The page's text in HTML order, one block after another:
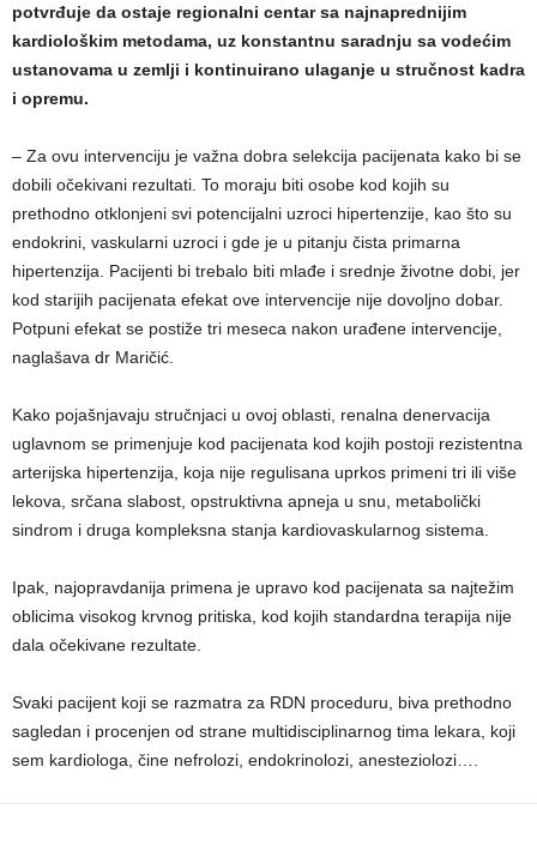
potvrđuje da ostaje regionalni centar sa najnaprednijim
kardiološkim metodama, uz konstantnu saradnju sa vodećim
ustanovama u zemlji i kontinuirano ulaganje u stručnost kadra
i opremu.
– Za ovu intervenciju je važna dobra selekcija pacijenata kako bi se
dobili očekivani rezultati. To moraju biti osobe kod kojih su
prethodno otklonjeni svi potencijalni uzroci hipertenzije, kao što su
endokrini, vaskularni uzroci i gde je u pitanju čista primarna
hipertenzija. Pacijenti bi trebalo biti mlađe i srednje životne dobi, jer
kod starijih pacijenata efekat ove intervencije nije dovoljno dobar.
Potpuni efekat se postiže tri meseca nakon urađene intervencije,
naglašava dr Maričić.
Kako pojašnjavaju stručnjaci u ovoj oblasti, renalna denervacija
uglavnom se primenjuje kod pacijenata kod kojih postoji rezistentna
arterijska hipertenzija, koja nije regulisana uprkos primeni tri ili više
lekova, srčana slabost, opstruktivna apneja u snu, metabolički
sindrom i druga kompleksna stanja kardiovaskularnog sistema.
Ipak, najopravdanija primena je upravo kod pacijenata sa najtežim
oblicima visokog krvnog pritiska, kod kojih standardna terapija nije
dala očekivane rezultate.
Svaki pacijent koji se razmatra za RDN proceduru, biva prethodno
sagledan i procenjen od strane multidisciplinarnog tima lekara, koji
sem kardiologa, čine nefrolozi, endokrinolozi, anesteziolozi….